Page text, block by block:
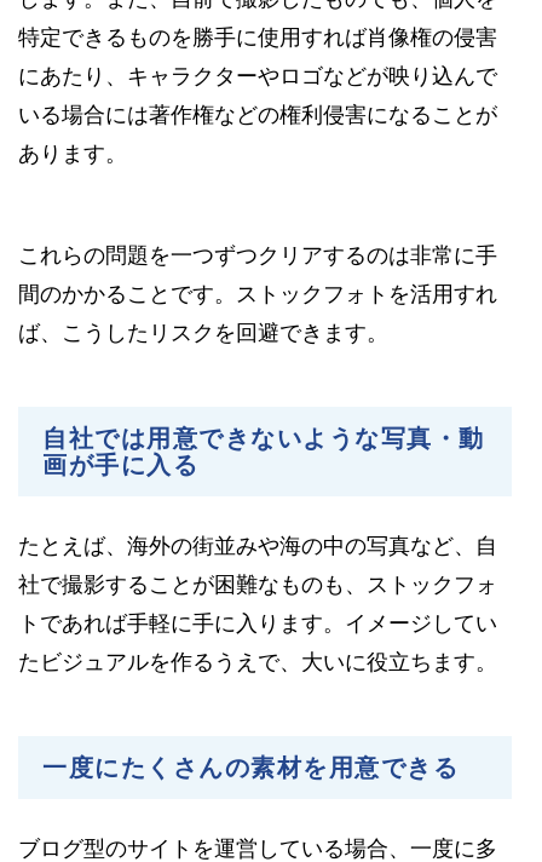
特定できるものを勝手に使用すれば肖像権の侵害
にあたり、キャラクターやロゴなどが映り込んで
いる場合には著作権などの権利侵害になることが
あります。
これらの問題を一つずつクリアするのは非常に手
間のかかることです。ストックフォトを活用すれ
ば、こうしたリスクを回避できます。
自社では用意できないような写真・動
画が手に入る
たとえば、海外の街並みや海の中の写真など、自
社で撮影することが困難なものも、ストックフォ
トであれば手軽に手に入ります。イメージしてい
たビジュアルを作るうえで、大いに役立ちます。
一度にたくさんの素材を用意できる
ブログ型のサイトを運営している場合、一度に多